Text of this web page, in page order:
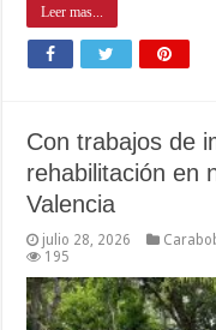
Leer mas...
Con trabajos de
rehabilitación en
Valencia
julio 28, 2026
195